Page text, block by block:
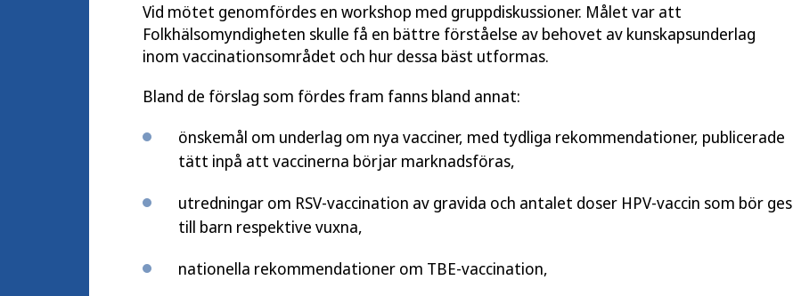
Vid mötet genomfördes en workshop med gruppdiskussioner. Målet var att
Folkhälsomyndigheten skulle få en bättre förståelse av behovet av kunskapsunderlag
inom vaccinationsområdet och hur dessa bäst utformas.
Bland de förslag som fördes fram fanns bland annat:
önskemål om underlag om nya vacciner, med tydliga rekommendationer, publicerade
tätt inpå att vaccinerna börjar marknadsföras,
utredningar om RSV-vaccination av gravida och antalet doser HPV-vaccin som bör ges
till barn respektive vuxna,
nationella rekommendationer om TBE-vaccination,